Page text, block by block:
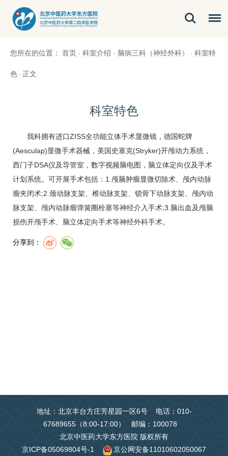
您所在的位置： 首页 · 科室介绍 · 脑病三科（神经外科） · 科室特
色 · 正文
科室特色
我科拥有进口ZISS全功能立体手术显微镜，德国蛇牌
(Aesculap)显微手术器械，美国史塞克(Stryker)开颅动力系统，
西门子DSA仪及导管室，数字视频脑电图，脑立体定向仪及手术
计划系统。可开展手术包括：1.颅脑肿瘤显微切除术、颅内动脉
瘤夹闭术;2.颈动脉支架、椎动脉支架、锁骨下动脉支架、颅内动
脉支架、颅内动脉瘤弹簧圈栓塞等神经介入手术;3.脑出血及颅脑
损伤开颅手术、脑立体定向手术等神经外科手术。
分享到：
地址：北京丰台方庄芳星园一区6号 电话：010-
67689655（8:00-17:00） 邮编：100078
北京中医药大学东方医院 版权所有
京ICP备05069804号-1
京公网安备11010602050067